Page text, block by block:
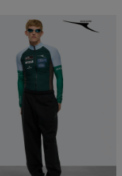
は、アウター
て、長く愛される製
す。
ご覧いただけます。
をお入れください